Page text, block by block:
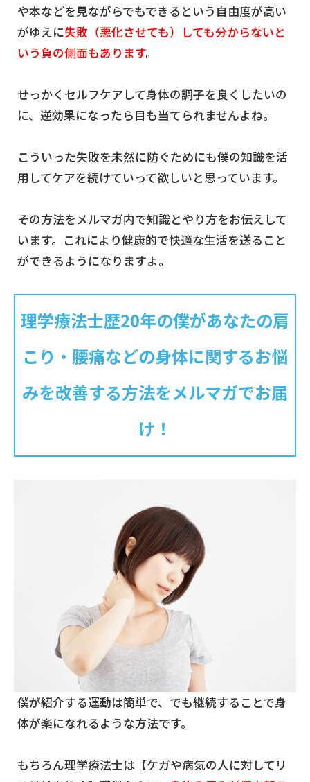
や本などを見ながらでもできるという自由度が高い
がゆえに失敗（悪化させても）しても分からないと
いう負の側面もあります。
せっかくセルフケアして身体の調子を良くしたいの
に、逆効果になったら目も当てられませんよね。
こういった失敗を未然に防ぐためにも僕の知識を活
用してケアを続けていって欲しいと思っています。
その方法をメルマガ内で知識とやり方をお伝えして
います。これにより健康的で快適な生活を送ること
ができるようになりますよ。
理学療法士歴20年の僕があなたの肩
こり・腰痛などの身体に関するお悩
みを改善する方法をメルマガでお届
け！
僕が紹介する運動は簡単で、でも継続することで身
体が楽になれるような方法です。
もちろん理学療法士は【ケガや病気の人に対してリ